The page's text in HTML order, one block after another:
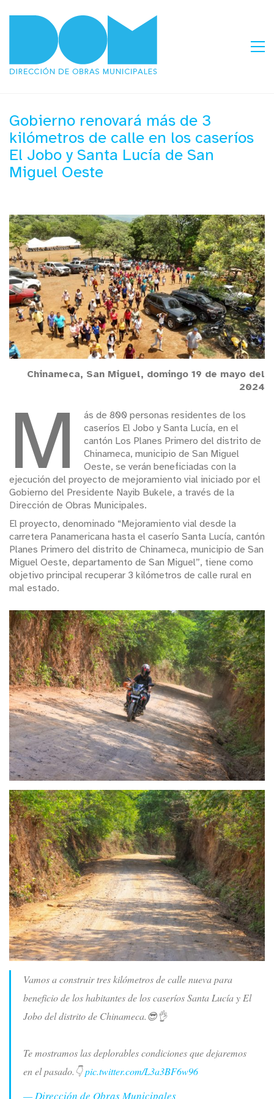
Gobierno renovará más de 3
kilómetros de calle en los caseríos
El Jobo y Santa Lucía de San
Miguel Oeste
Chinameca, San Miguel, domingo 19 de mayo del
2024
M
ás de 800 personas residentes de los
caseríos El Jobo y Santa Lucía, en el
cantón Los Planes Primero del distrito de
Chinameca, municipio de San Miguel
Oeste, se verán beneficiadas con la
ejecución del proyecto de mejoramiento vial iniciado por el
Gobierno del Presidente Nayib Bukele, a través de la
Dirección de Obras Municipales.
El proyecto, denominado “Mejoramiento vial desde la
carretera Panamericana hasta el caserío Santa Lucía, cantón
Planes Primero del distrito de Chinameca, municipio de San
Miguel Oeste, departamento de San Miguel”, tiene como
objetivo principal recuperar 3 kilómetros de calle rural en
mal estado.
Vamos a construir tres kilómetros de calle nueva para
beneficio de los habitantes de los caseríos Santa Lucía y El
Jobo del distrito de Chinameca.😎👌
Te mostramos las deplorables condiciones que dejaremos
en el pasado.👇pic.twitter.com/L3a3BF6w96
— Dirección de Obras Municipales